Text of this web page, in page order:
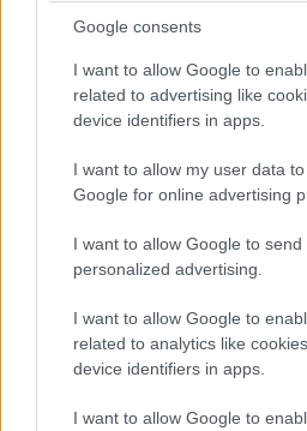
Google consents
I want to allow Google to
related to advertising like
device identifiers in apps.
I want to allow my user data
Google for online advertising
I want to allow Google to send
personalized advertising.
I want to allow Google to
related to analytics like
device identifiers in apps.
I want to allow Google to